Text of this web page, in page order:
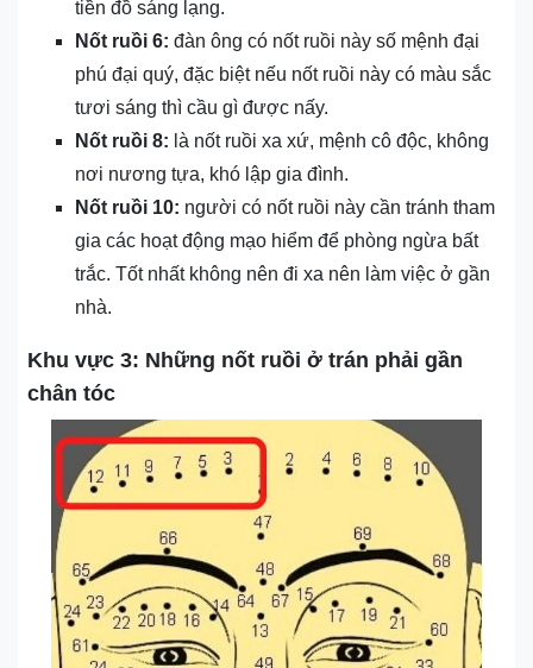
tiền đồ sáng lạng.
Nốt ruồi 6: đàn ông có nốt ruồi này số mệnh đại
phú đại quý, đặc biệt nếu nốt ruồi này có màu sắc
tươi sáng thì cầu gì được nấy.
Nốt ruồi 8: là nốt ruồi xa xứ, mệnh cô độc, không
nơi nương tựa, khó lập gia đình.
Nốt ruồi 10: người có nốt ruồi này cần tránh tham
gia các hoạt động mạo hiểm để phòng ngừa bất
trắc. Tốt nhất không nên đi xa nên làm việc ở gần
nhà.
Khu vực 3: Những nốt ruồi ở trán phải gần
chân tóc